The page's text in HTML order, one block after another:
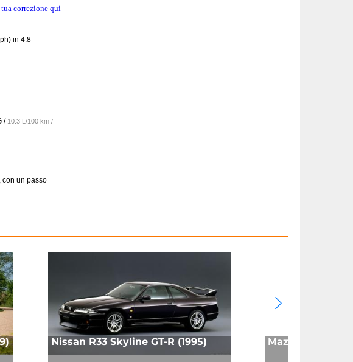
correzione qui
in 4.8
/ 10.3 L/100 km /
, con un passo
Nissan R33 Skyline GT-R (1995) Mazda RX 7 FD